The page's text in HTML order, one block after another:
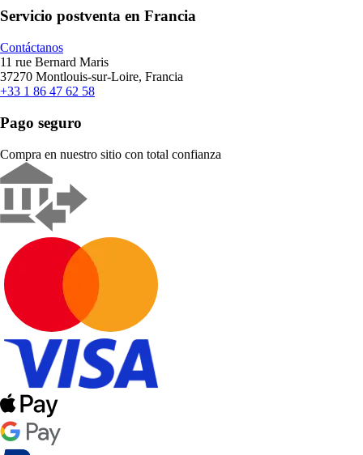
Servicio postventa en Francia
Contáctanos
11 rue Bernard Maris
37270 Montlouis-sur-Loire, Francia
+33 1 86 47 62 58
Pago seguro
Compra en nuestro sitio con total confianza